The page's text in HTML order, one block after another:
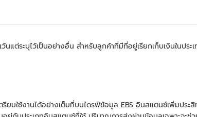
นแต่ระบุไว้เป็นอย่างอื่น สำหรับลูกค้าที่มีที่อยู่เรียกเก็บเงินในป
ยมใช้งานได้อย่างเต็มที่บนไดรฟ์ข้อมูล EBS อินสแตนซ์เพิ่มปร